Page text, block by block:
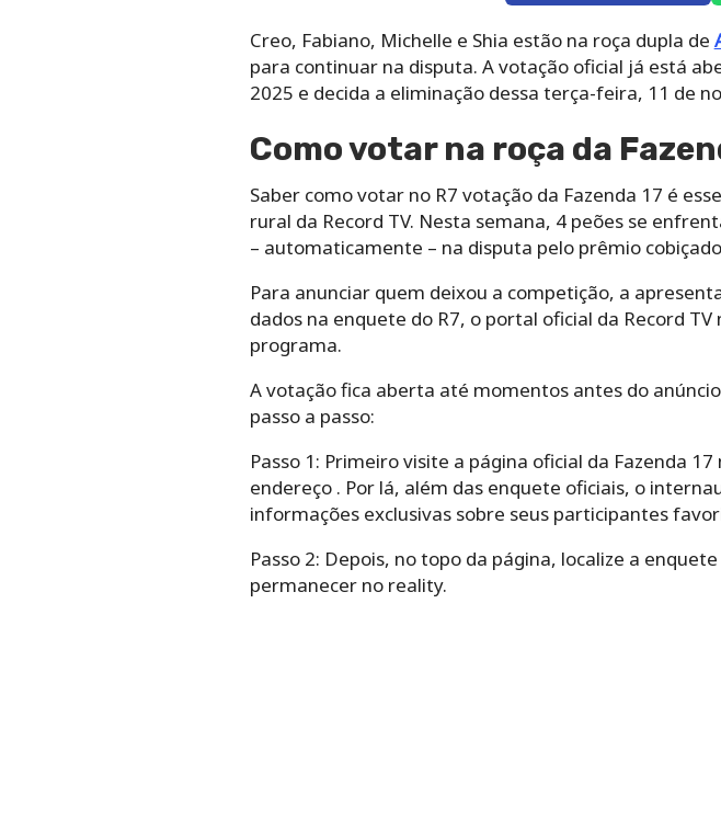
Creo, Fabiano, Michelle e Shia estão na roça dupla de
para continuar na disputa. A votação oficial já está
2025 e decida a eliminação dessa terça-feira, 11 de
Como votar na roça da
Saber como votar no R7 votação da Fazenda 17 é
rural da Record TV. Nesta semana, 4 peões se
– automaticamente – na disputa pelo prêmio
Para anunciar quem deixou a competição, a
dados na enquete do R7, o portal oficial da Record
programa.
A votação fica aberta até momentos antes do
passo a passo:
Passo 1: Primeiro visite a página oficial da Fazenda
endereço . Por lá, além das enquete oficiais, o
informações exclusivas sobre seus participantes
Passo 2: Depois, no topo da página, localize a
permanecer no reality.